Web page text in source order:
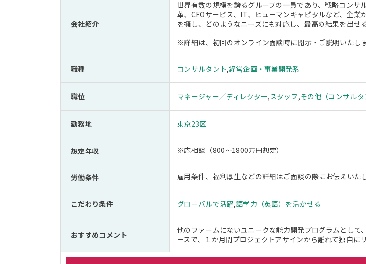
会社紹介
世界有数の規模を誇るグループの一員であり、戦略コン
革、CFOサービス、IT、ヒューマンキャピタルなど、企
を擁し、どのようなニーズにも対応し、最高の結果を出せ
※詳細は、初回のオンライン面談時に開示・ご説明いたしま
職種 コンサルタント,経営企画・事業開発系
職位 マネージャー／ディレクター,スタッフ ,その他（コンサルタ
勤務地 東京23区
想定年収 ※応相談（800～1800万円想定）
労働条件 雇用条件、福利厚生などの詳細はご面談の際にお伝えいたし
こだわり条件 グローバルで活躍,語学力（英語）を活かせる
おすすめコメント
他のファームにないユニークな能力開発プログラムとし
ースで、１か月間プロジェクトアサインから離れて独自に